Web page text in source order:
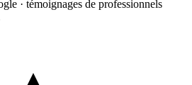
· témoignages de professionnels